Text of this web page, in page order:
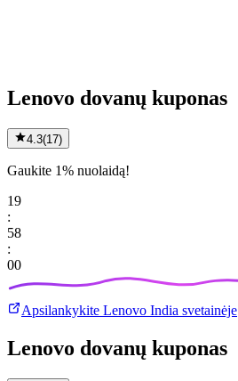
Lenovo dovanų kuponas
4.3(17)
Gaukite 1% nuolaidą!
19
:
58
:
00
Apsilankykite Lenovo India svetainėje
Lenovo dovanų kuponas